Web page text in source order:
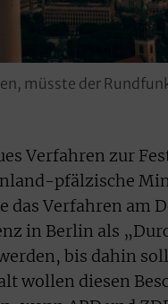
müsste der
Verfahren zur
pfälzische
das Verfahren am
in Berlin als
bis dahin
wollen diesen